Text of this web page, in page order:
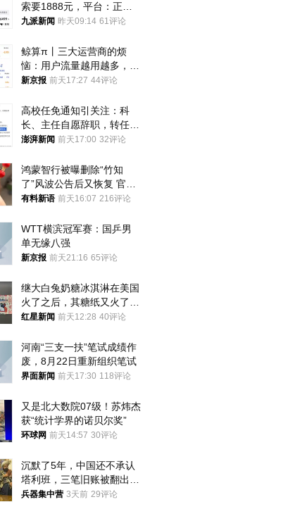
索要1888元，平台：正和
司机沟通协商
九派新闻 昨天09:14 61评论
鲸算π丨三大运营商的烦
恼：用户流量越用越多，收
入却越来越少
新京报 前天17:27 44评论
高校任免通知引关注：科
长、主任自愿辞职，转任思
政辅导员
澎湃新闻 前天17:00 32评论
鸿蒙智行被曝删除“竹知
了”风波公告后又恢复 官媒
曾力挺：劝华为要大度的，
有料新语 前天16:07 216评论
WTT横滨冠军赛：国乒男
单无缘八强
新京报 前天21:16 65评论
继大白兔奶糖冰淇淋在美国
火了之后，其糖纸又火了！
海外博主盛赞：平面设计经
红星新闻 前天12:28 40评论
河南“三支一扶”笔试成绩作
废，8月22日重新组织笔试
界面新闻 前天17:30 118评论
又是北大数院07级！苏炜杰
获“统计学界的诺贝尔奖”
环球网 前天14:57 30评论
沉默了5年，中国还不承认
塔利班，三笔旧账被翻出，
最大风险出现
兵器集中营 3天前 29评论